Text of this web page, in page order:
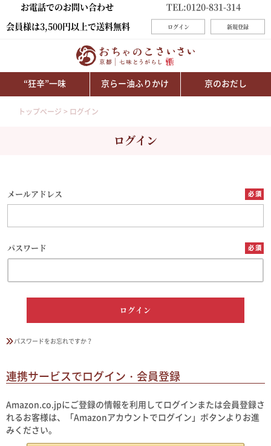
お電話でのお問い合わせ
TEL:0120-831-314
会員様は3,500円以上で送料無料
ログイン 新規登録
“狂辛”一味 京らー油ふりかけ 京のおだし
トップページ ログイン
ログイン
メールアドレス
パスワード
ログイン
パスワードをお忘れですか？
連携サービスでログイン・会員登録
Amazon.co.jpにご登録の情報を利用してログインまたは会員登録さ
れるお客様は、「Amazonアカウントでログイン」ボタンよりお進
みください。